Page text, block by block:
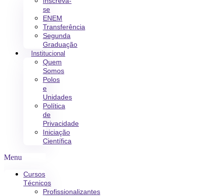
se
ENEM
Transferência
Segunda
Graduação
Institucional
Quem
Somos
Polos
e
Unidades
Política
de
Privacidade
Iniciação
Científica
Menu
Cursos
Técnicos
Profissionalizantes